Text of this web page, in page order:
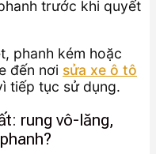
trước khi quyết
phanh kém hoặc
đến nơi sửa xe ô tô
tiếp tục sử dụng.
rung vô-lăng,